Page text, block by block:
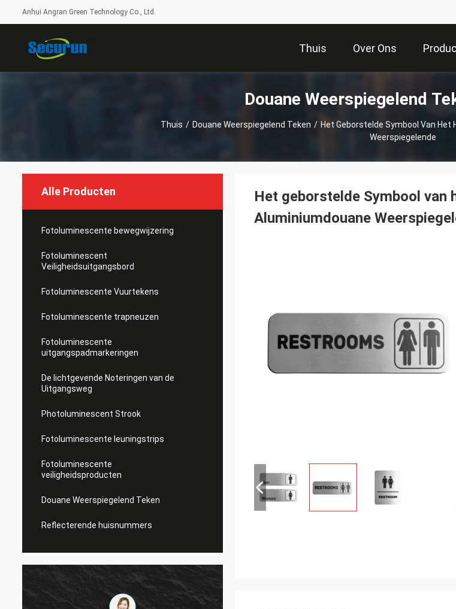
Anhui Angran Green Technology Co., Ltd.
Thuis Over Ons
Douane Weerspiegelend
Thuis / Douane Weerspiegelend Teken / Het Geborstelde Symbool Van Het
Weerspiegelende
Alle Producten
Fotoluminescente bewegwijzering
Fotoluminescent
Veiligheidsuitgangsbord
Fotoluminescente Vuurtekens
Fotoluminescente trapneuzen
Fotoluminescente
uitgangspadmarkeringen
De lichtgevende Noteringen van de
Uitgangsweg
Photoluminescent Strook
Fotoluminescente leuningstrips
Fotoluminescente
veiligheidsproducten
Douane Weerspiegelend Teken
Reflecterende huisnummers
Het geborstelde Symbool van
Aluminiumdouane